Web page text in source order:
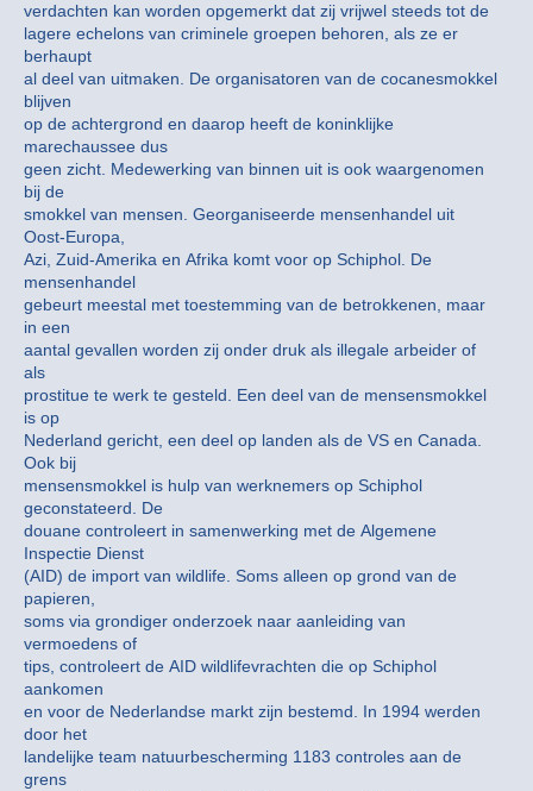
verdachten kan worden opgemerkt dat zij vrijwel steeds tot de
lagere echelons van criminele groepen behoren, als ze er
berhaupt
al deel van uitmaken. De organisatoren van de cocanesmokkel
blijven
op de achtergrond en daarop heeft de koninklijke
marechaussee dus
geen zicht. Medewerking van binnen uit is ook waargenomen
bij de
smokkel van mensen. Georganiseerde mensenhandel uit
Oost-Europa,
Azi, Zuid-Amerika en Afrika komt voor op Schiphol. De
mensenhandel
gebeurt meestal met toestemming van de betrokkenen, maar
in een
aantal gevallen worden zij onder druk als illegale arbeider of
als
prostitue te werk te gesteld. Een deel van de mensensmokkel
is op
Nederland gericht, een deel op landen als de VS en Canada.
Ook bij
mensensmokkel is hulp van werknemers op Schiphol
geconstateerd. De
douane controleert in samenwerking met de Algemene
Inspectie Dienst
(AID) de import van wildlife. Soms alleen op grond van de
papieren,
soms via grondiger onderzoek naar aanleiding van
vermoedens of
tips, controleert de AID wildlifevrachten die op Schiphol
aankomen
en voor de Nederlandse markt zijn bestemd. In 1994 werden
door het
landelijke team natuurbescherming 1183 controles aan de
grens